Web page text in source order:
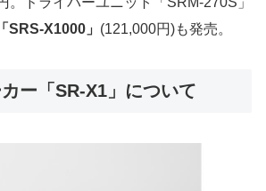
「SRS-X1000」 (121,000円)も発売。
ー「SR-X1」について